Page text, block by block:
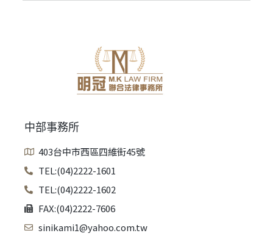
中部事務所
403台中市西區四維街45號
TEL:(04)2222-1601
TEL:(04)2222-1602
FAX:(04)2222-7606
sinikami1@yahoo.com.tw